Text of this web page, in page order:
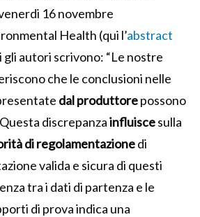
16 novembre
Health (qui l’abstract
gli autori scrivono: “Le nostre
che le conclusioni nelle
dal produttorepossono
Questa discrepanzainfluiscesulla
di regolamentazionedi
valida e sicura di questi
tra i dati di partenza e le
di prova indica una